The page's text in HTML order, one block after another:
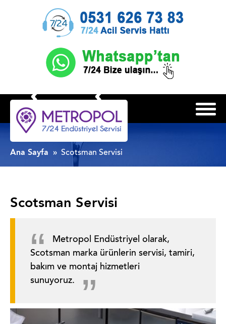
Ana Sayfa Scotsman Servisi
Scotsman Servisi
Metropol Endüstriyel olarak,
Scotsman marka ürünlerin servisi, tamiri,
bakım ve montaj hizmetleri
sunuyoruz.